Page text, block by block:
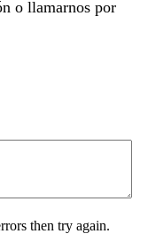
o llamarnos por
then try again.